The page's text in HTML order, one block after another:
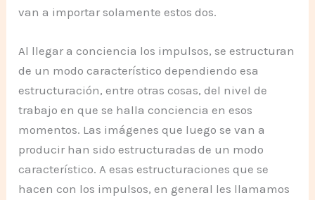
van a importar solamente estos dos.
Al llegar a conciencia los impulsos, se estructuran
de un modo característico dependiendo esa
estructuración, entre otras cosas, del nivel de
trabajo en que se halla conciencia en esos
momentos. Las imágenes que luego se van a
producir han sido estructuradas de un modo
característico. A esas estructuraciones que se
hacen con los impulsos, en general les llamamos